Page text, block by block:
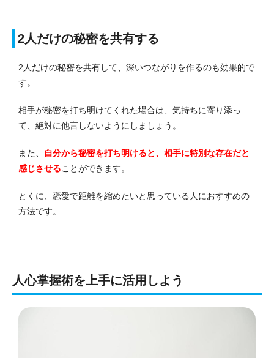
2人だけの秘密を共有する
2人だけの秘密を共有して、深いつながりを作るのも効果的で
す。
相手が秘密を打ち明けてくれた場合は、気持ちに寄り添っ
て、絶対に他言しないようにしましょう。
また、
自分から秘密を打ち明けると、相手に特別な存在だと
感じさせることができます。
とくに、恋愛で距離を縮めたいと思っている人におすすめの
方法です。
人心掌握術を上手に活用しよう